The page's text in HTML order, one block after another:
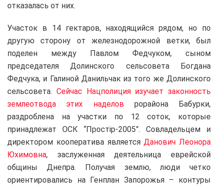
отказалась от них.
Участок в 14 гектаров, находящийся рядом, но по
другую сторону от железнодорожной ветки, был
поделен между Павлом Федчуком, сыном
председателя Долинского сельсовета Богдана
Федчука, и Галиной Данильчак из того же Долинского
сельсовета. Сейчас Нацполиция изучает законность
землеотвода этих наделов рорайона Бабурки,
раздроблена на участки по 12 соток, которые
принадлежат ОСК “Простір-2005”. Совладельцем и
директором кооператива являетсяДанович Леонора
Юхимовна, заслуженная деятельница еврейской
общины Днепра. Получая землю, люди четко
ориентировались на Генплан Запорожья – контуры